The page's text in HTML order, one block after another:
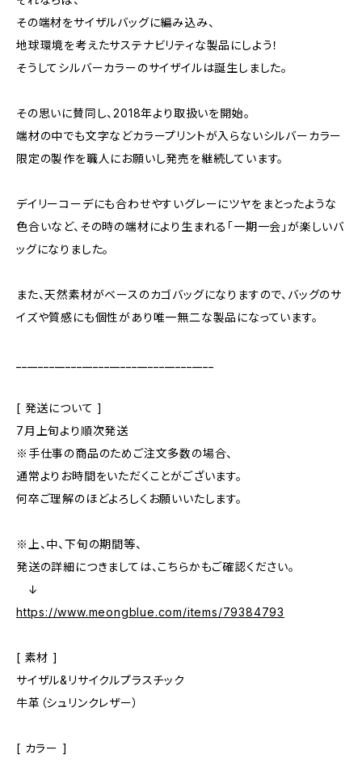
その端材をサイザルバッグに編み込み、
地球環境を考えたサステナビリティな製品にしよう！
そうしてシルバーカラーのサイザイルは誕生しました。
その思いに賛同し、2018年より取扱いを開始。
端材の中でも文字などカラープリントが入らないシルバーカラー
限定の製作を職人にお願いし発売を継続しています。
デイリーコーデにも合わせやすいグレーにツヤをまとったような
色合いなど、その時の端材により生まれる「一期一会」が楽しいバ
ッグになりました。
また、天然素材がベースのカゴバッグになりますので、バッグのサ
イズや質感にも個性があり唯一無二な製品になっています。
[ 発送について ]
7月上旬より順次発送
※手仕事の商品のためご注文多数の場合、
通常よりお時間をいただくことがございます。
何卒ご理解のほどよろしくお願いいたします。
※上、中、下旬の期間等、
発送の詳細につきましては、こちらかもご確認ください。
↓
https://www.meongblue.com/items/79384793
[ 素材 ]
サイザル&リサイクルプラスチック
牛革（シュリンクレザー）
[ カラー ]